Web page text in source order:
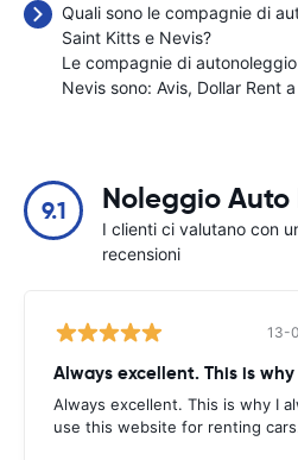
Quali sono le compagnie di
Saint Kitts e Nevis?
Le compagnie di
Nevis sono: Avis Dollar Rent
9.1 Noleggio Auto
I clienti ci valutano con
recensioni
13-
Always excellent. This is why
Always excellent. This is why I
use this website for renting